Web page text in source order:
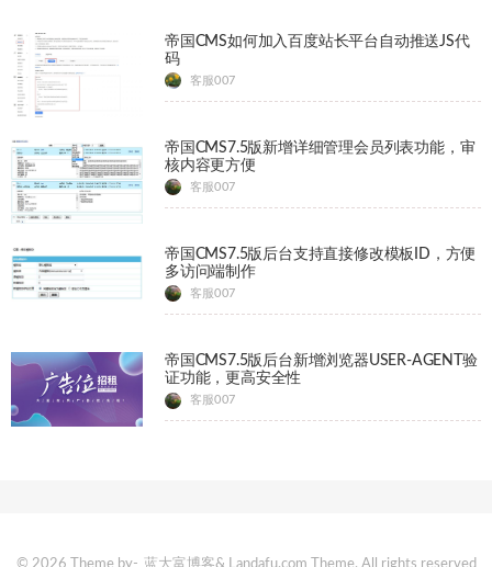
帝国CMS如何加入百度站长平台自动推送JS代
码
客服007
帝国CMS7.5版新增详细管理会员列表功能，审
核内容更方便
客服007
帝国CMS7.5版后台支持直接修改模板ID，方便
多访问端制作
客服007
帝国CMS7.5版后台新增浏览器USER-AGENT验
证功能，更高安全性
客服007